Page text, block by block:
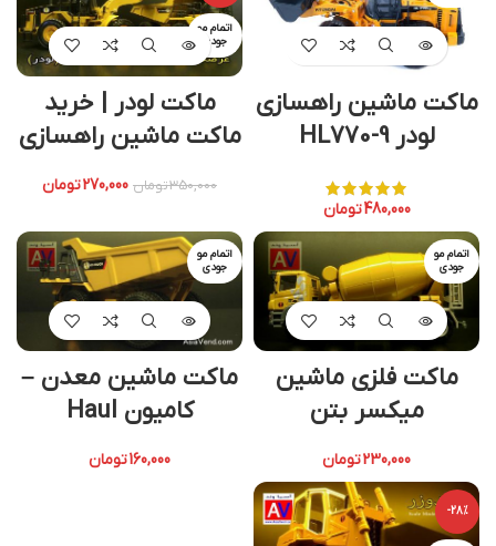
ماکت ماشین راهسازی
لودر HL770-9
480,000تومان
اتمام مو
جودی
ماکت لودر | خرید
ماکت ماشین راهسازی
350,000تومان 270,000تومان
اتمام مو
جودی
ماکت فلزی ماشین
میکسر بتن
230,000تومان
اتمام مو
جودی
ماکت ماشین معدن –
کامیون Haul
160,000تومان
-28%